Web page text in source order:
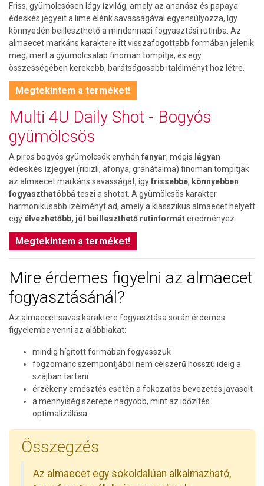
Friss, gyümölcsösen lágy ízvilág, amely az ananász és papaya
édeskés jegyeit a lime élénk savasságával egyensúlyozza, így
könnyedén beilleszthető a mindennapi fogyasztási rutinba. Az
almaecet markáns karaktere itt visszafogottabb formában jelenik
meg, mert a gyümölcsalap finoman tompítja, és egy
összességében kerekebb, barátságosabb italélményt hoz létre.
Megtekintem a terméket!
Multi 4U Daily Shot - Bogyós
gyümölcsös
A piros bogyós gyümölcsök enyhén fanyar, mégis lágyan
édeskés ízjegyei (ribizli, áfonya, gránátalma) finoman tompítják
az almaecet markáns savasságát, ígyfrissebbé, könnyebben
fogyaszthatóbbá teszi a shotot. A gyümölcsös karakter
harmonikusabb ízélményt ad, amely a klasszikus almaecet helyett
egy élvezhetőbb, jól beilleszthető rutinformáteredményez.
Megtekintem a terméket!
Mire érdemes figyelni az almaecet
fogyasztásánál?
Az almaecet savas karaktere fogyasztása során érdemes
figyelembe venni az alábbiakat:
mindig hígított formában fogyasszuk
fogzománc szempontjából nem célszerű hosszú ideig a
szájban tartani
érzékeny emésztés esetén a fokozatos bevezetés javasolt
a mennyiség szerepe nagyobb, mint az időzítés
optimalizálása
Összegzés
Az almaecet egy sokoldalúan alkalmazható,